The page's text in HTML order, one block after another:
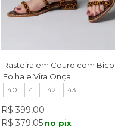
Rasteira em Couro com Bico
Folha e Vira Onça
40 41 42 43
R$ 399,00
R$ 379,05 no pix